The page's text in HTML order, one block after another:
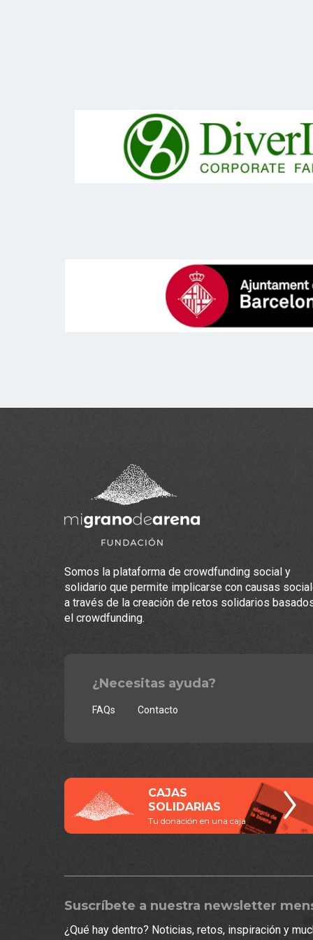
Somos la plataforma de crowdfunding social y
solidario que permite implicarse con causas
a través de la creación de retos solidarios
el crowdfunding.
¿Necesitas ayuda?
FAQs Contacto
CAJAS
SOLIDARIAS
Tu donación en una caja
Suscríbete a nuestra newsletter
¿Qué hay dentro? Noticias, retos, inspiración y